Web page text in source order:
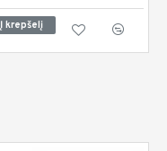
Į krepšelį